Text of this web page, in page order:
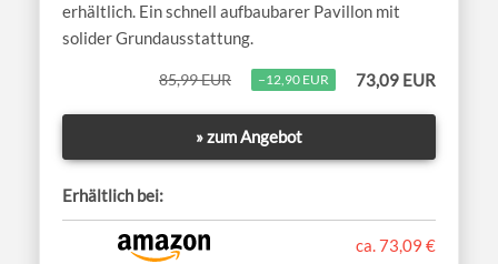
erhältlich. Ein schnell aufbaubarer Pavillon mit
solider Grundausstattung.
85,99 EUR −12,90 EUR 73,09 EUR
» zum Angebot
Erhältlich bei:
ca. 73,09 €